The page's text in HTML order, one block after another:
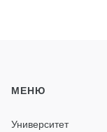
МЕНЮ
Университет